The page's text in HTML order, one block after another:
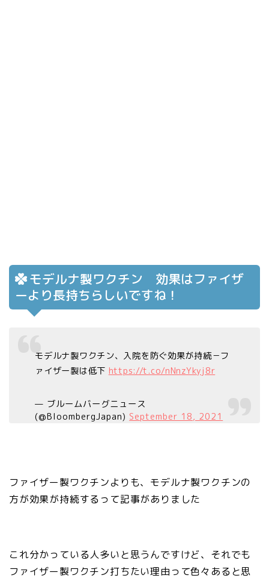
モデルナ製ワクチン 効果はファイザ
ーより長持ちらしいですね！
モデルナ製ワクチン、入院を防ぐ効果が持続－フ
ァイザー製は低下 https://t.co/nNnzYkyj8r
— ブルームバーグニュース
(@BloombergJapan) September 18, 2021
ファイザー製ワクチンよりも、モデルナ製ワクチンの
方が効果が持続するって記事がありました
これ分かっている人多いと思うんですけど、それでも
ファイザー製ワクチン打ちたい理由って色々あると思